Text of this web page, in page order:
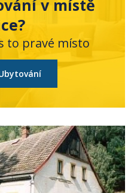
v místě
to pravé místo